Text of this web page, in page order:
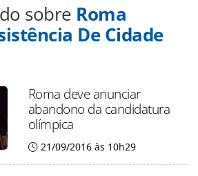
sobre Roma
De Cidade
Roma deve anunciar
abandono da candidatura
olímpica
21/09/2016 às 10h29